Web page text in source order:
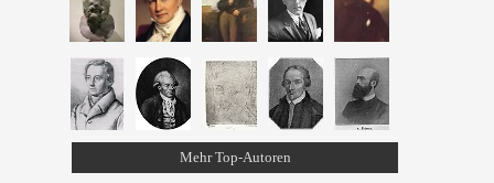
Mehr Top-Autoren